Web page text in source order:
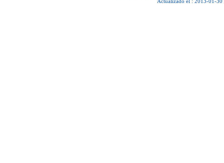
Actualizado el : 2013-01-30